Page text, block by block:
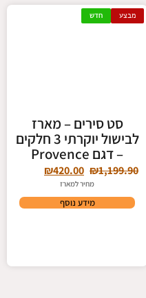
מבצע חדש
סט סירים – מארז
לבישול יוקרתי 3 חלקים
– דגם Provence
₪1,199.90
₪420.00
מחיר למארז
מידע נוסף